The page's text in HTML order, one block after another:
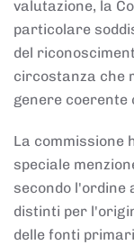
valutazione, la
particolare
del
circostanza che
genere coerente
La commissione
speciale
secondo l'ordine
distinti per
delle fonti